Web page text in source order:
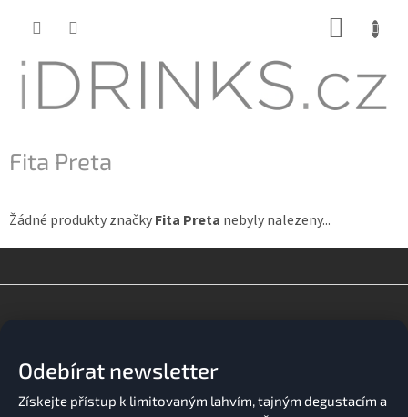
Fita Preta
Žádné produkty značkyFita Preta nebyly nalezeny...
Odebírat newsletter